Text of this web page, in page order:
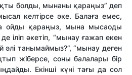
болды, мынаны қараңыз” деп
келтірсе әке. Балаға емес,
ойды қараңыз, мына мысаоды
іліп әкетіп, “мынау ғажап екен
әлі танымаймыз?”, “мынау деген
жіберсе, соны балалары бір
Екінші күні тағы да сол